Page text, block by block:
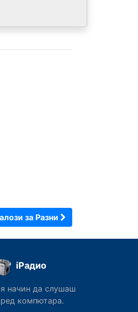
за Разни
iРадио
начин да слушаш
компютара.